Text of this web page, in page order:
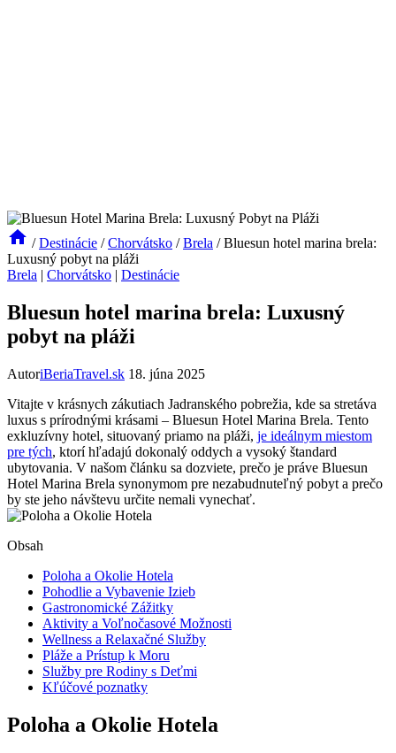
/ Destinácie / Chorvátsko / Brela / Bluesun hotel marina brela:
Luxusný pobyt na pláži
Brela | Chorvátsko | Destinácie
Bluesun hotel marina brela: Luxusný
pobyt na pláži
AutoriBeriaTravel.sk 18. júna 2025
Vitajte v krásnych zákutiach Jadranského pobrežia, kde sa stretáva
luxus s prírodnými krásami – Bluesun Hotel Marina Brela. Tento
exkluzívny hotel, situovaný priamo na pláži, je ideálnym miestom
pre tých, ktorí hľadajú dokonalý oddych a vysoký štandard
ubytovania. V našom článku sa dozviete, prečo je práve Bluesun
Hotel Marina Brela synonymom pre nezabudnuteľný pobyt a prečo
by ste jeho návštevu určite nemali vynechať.
Obsah
Poloha a Okolie Hotela
Pohodlie a Vybavenie Izieb
Gastronomické Zážitky
Aktivity a Voľnočasové Možnosti
Wellness a Relaxačné Služby
Pláže a Prístup k Moru
Služby pre Rodiny s Deťmi
Kľúčové poznatky
Poloha a Okolie Hotela